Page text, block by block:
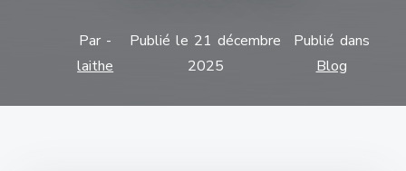
Par -
laithe
Publié le 21 décembre
2025
Publié dans
Blog